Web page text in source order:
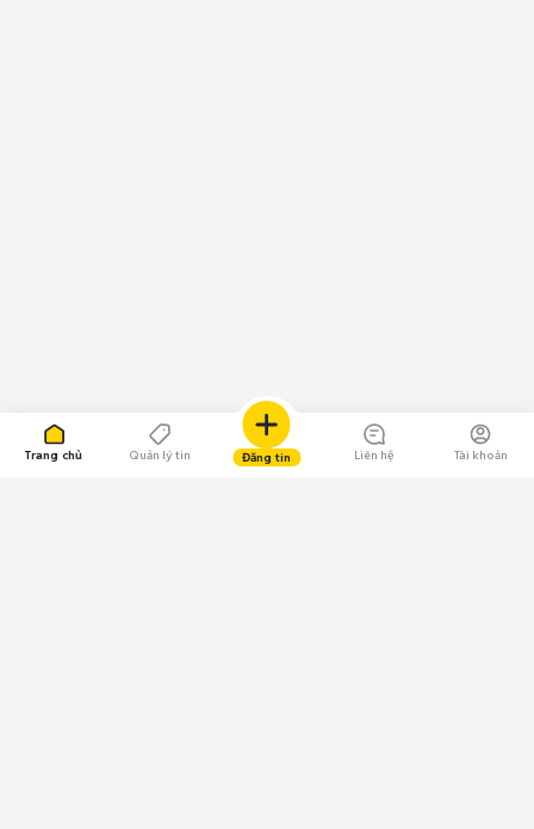
Trang chủ Quản lý tin Đăng tin Liên hệ Tài khoản